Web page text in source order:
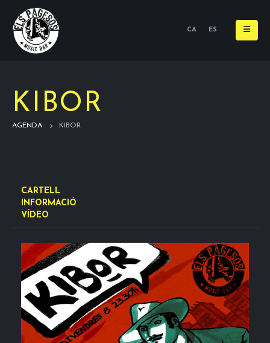
CA ES
KIBOR
AGENDA KIBOR
CARTELL
INFORMACIÓ
VÍDEO